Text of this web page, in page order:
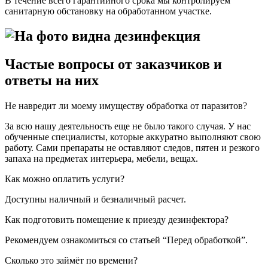
санитарную обстановку на обработанном участке.
Частые вопросы от заказчиков и
ответы на них
Не навредит ли моему имуществу обработка от паразитов?
За всю нашу деятельность еще не было такого случая. У нас
обученные специалисты, которые аккуратно выполняют свою
работу. Сами препараты не оставляют следов, пятен и резкого
запаха на предметах интерьера, мебели, вещах.
Как можно оплатить услуги?
Доступны наличный и безналичный расчет.
Как подготовить помещение к приезду дезинфектора?
Рекомендуем ознакомиться со статьей “Перед обработкой”.
Сколько это займёт по времени?